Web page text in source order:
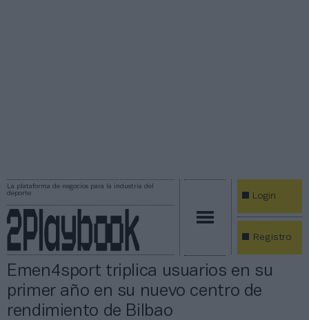
La plataforma de negocios para la industria del
deporte
Login
Registro
Emen4sport triplica usuarios en su
primer año en su nuevo centro de
rendimiento de Bilbao